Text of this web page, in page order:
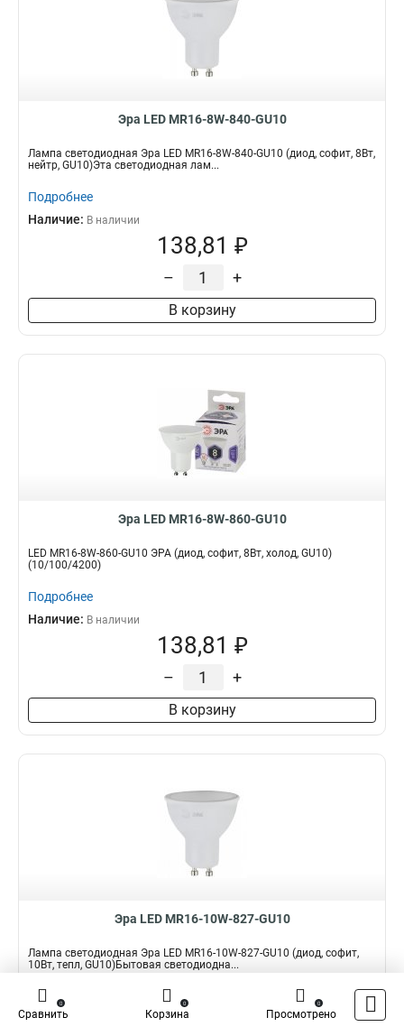
Эра LED MR16-8W-840-GU10
Лампа светодиодная Эра LED MR16-8W-840-GU10 (диод, софит, 8Вт,
нейтр, GU10)Эта светодиодная лам...
Подробнее
Наличие: В наличии
138,81 ₽
– +
В корзину
Эра LED MR16-8W-860-GU10
LED MR16-8W-860-GU10 ЭРА (диод, софит, 8Вт, холод, GU10)
(10/100/4200)
Подробнее
Наличие: В наличии
138,81 ₽
– +
В корзину
Эра LED MR16-10W-827-GU10
Лампа светодиодная Эра LED MR16-10W-827-GU10 (диод, софит,
10Вт, тепл, GU10)Бытовая светодиодна...
Подробнее
Наличие:
Сравнить
0
Корзина
0
Просмотрено
0